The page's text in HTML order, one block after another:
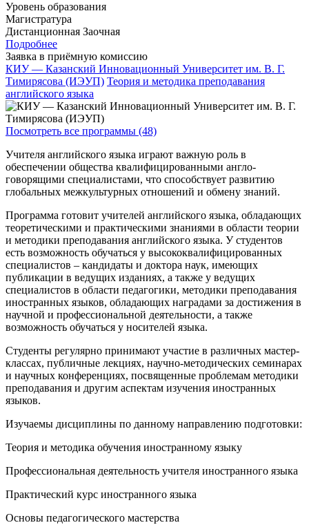
Уровень образования
Магистратура
Дистанционная Заочная
Подробнее
Заявка в приёмную комиссию
КИУ — Казанский Инновационный Университет им. В. Г.
Тимирясова (ИЭУП) Теория и методика преподавания
английского языка
Посмотреть все программы (48)
Учителя английского языка играют важную роль в
обеспечении общества квалифицированными англо-
говорящими специалистами, что способствует развитию
глобальных межкультурных отношений и обмену знаний.
Программа готовит учителей английского языка, обладающих
теоретическими и практическими знаниями в области теории
и методики преподавания английского языка. У студентов
есть возможность обучаться у высококвалифицированных
специалистов – кандидаты и доктора наук, имеющих
публикации в ведущих изданиях, а также у ведущих
специалистов в области педагогики, методики преподавания
иностранных языков, обладающих наградами за достижения в
научной и профессиональной деятельности, а также
возможность обучаться у носителей языка.
Студенты регулярно принимают участие в различных мастер-
классах, публичные лекциях, научно-методических семинарах
и научных конференциях, посвященные проблемам методики
преподавания и другим аспектам изучения иностранных
языков.
Изучаемы дисциплины по данному направлению подготовки:
Теория и методика обучения иностранному языку
Профессиональная деятельность учителя иностранного языка
Практический курс иностранного языка
Основы педагогического мастерства